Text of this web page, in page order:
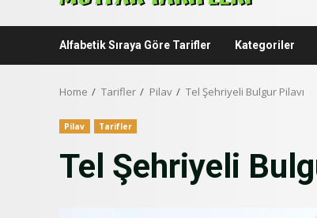
Alfabetik Sıraya Göre Tarifler Kategoriler
Home Tarifler Pilav Tel Şehriyeli Bulgur Pilavı
Pilav Tarifler
Tel Şehriyeli